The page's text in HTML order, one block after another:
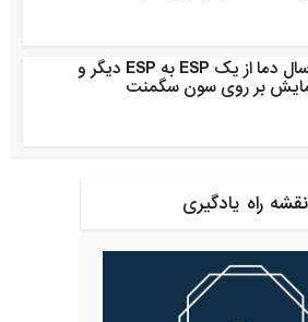
ارسال دما از یک ESP به ESP دیگر و
بر روی سون سگمنت
نقشه راه یادگیری